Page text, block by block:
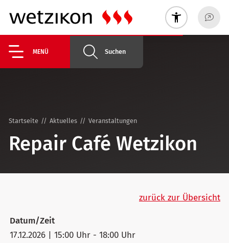
MENÜ Suchen
Startseite Aktuelles Veranstaltungen
Repair Café Wetzikon
zurück zur Übersicht
Datum/Zeit
17.12.2026 | 15:00 Uhr - 18:00 Uhr